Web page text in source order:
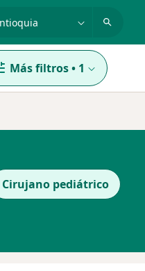
Más filtros• 1
Cirujano pediátrico